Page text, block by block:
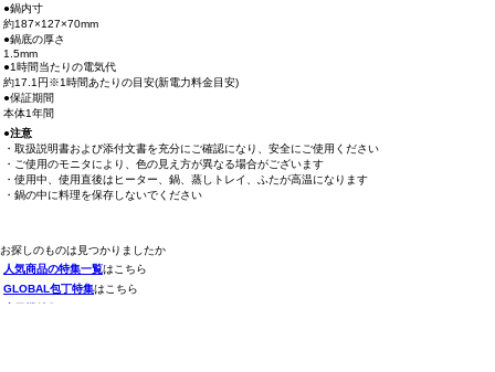
●鍋内寸
約187×127×70mm
●鍋底の厚さ
1.5mm
●1時間当たりの電気代
約17.1円※1時間あたりの目安(新電力料金目安)
●保証期間
本体1年間
●注意
・取扱説明書および添付文書を充分にご確認になり、安全にご使用ください
・ご使用のモニタにより、色の見え方が異なる場合がございます
・使用中、使用直後はヒーター、鍋、蒸しトレイ、ふたが高温になります
・鍋の中に料理を保存しないでください
お探しのものは見つかりましたか
人気商品の特集一覧はこちら
GLOBAL包丁特集はこちら